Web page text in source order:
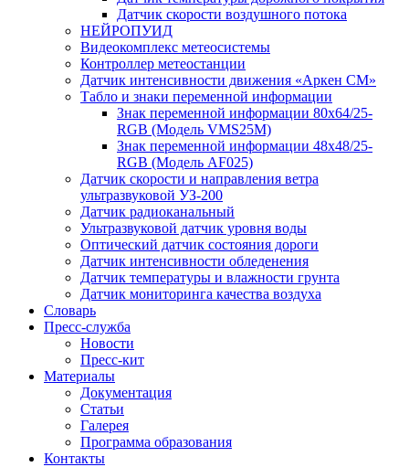
Датчик скорости воздушного потока
НЕЙРОПУИД
Видеокомплекс метеосистемы
Контроллер метеостанции
Датчик интенсивности движения «Аркен СМ»
Табло и знаки переменной информации
Знак переменной информации 80х64/25-
RGB (Модель VMS25M)
Знак переменной информации 48х48/25-
RGB (Модель АF025)
Датчик скорости и направления ветра
ультразвуковой УЗ-200
Датчик радиоканальный
Ультразвуковой датчик уровня воды
Оптический датчик состояния дороги
Датчик интенсивности обледенения
Датчик температуры и влажности грунта
Датчик мониторинга качества воздуха
Словарь
Пресс-служба
Новости
Пресс-кит
Материалы
Документация
Статьи
Галерея
Программа образования
Контакты